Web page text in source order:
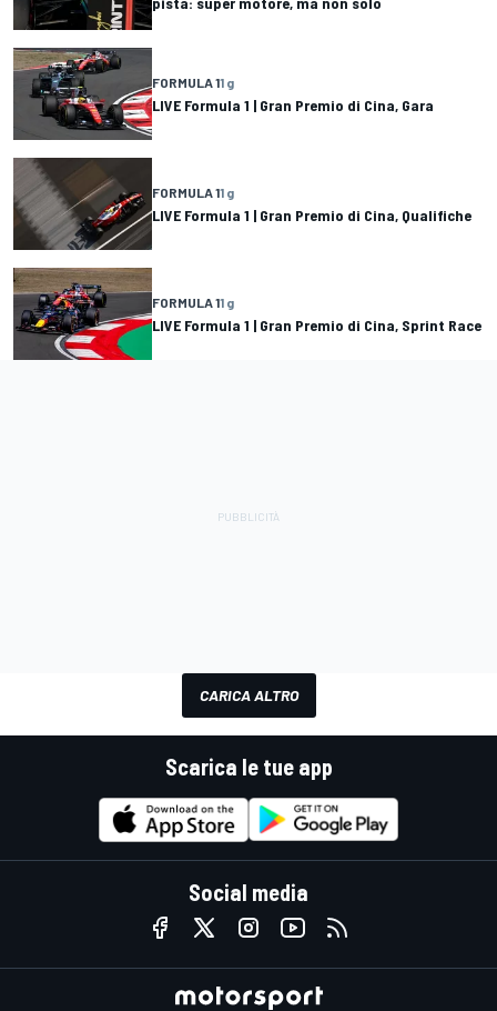
FORMULA 11 g
LIVE Formula 1 | Gran Premio di Cina, Gara
FORMULA 11 g
LIVE Formula 1 | Gran Premio di Cina, Qualifiche
FORMULA 11 g
LIVE Formula 1 | Gran Premio di Cina, Sprint Race
CARICA ALTRO
Scarica le tue app
Social media